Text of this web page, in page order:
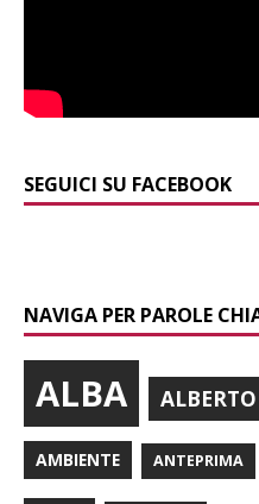
SEGUICI SU FACEBOOK
NAVIGA PER PAROLE
ALBA
AMBIENTE ANTEPRIMA